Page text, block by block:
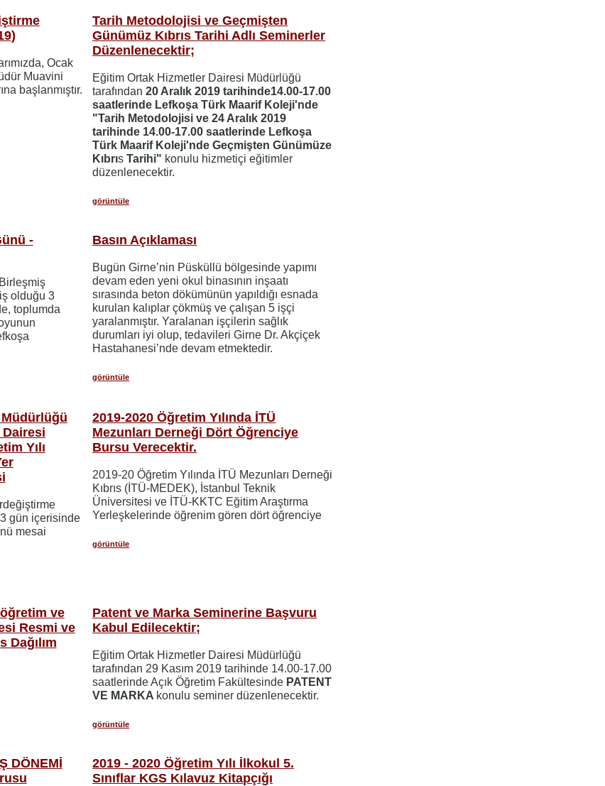
Ocak
Muavini
başlanmıştır.
Tarih Metodolojisi ve Geçmişten
Günümüz Kıbrıs Tarihi Adlı Seminerler
Düzenlenecektir;
Eğitim Ortak Hizmetler Dairesi Müdürlüğü
tarafından20 Aralık 2019 tarihinde14.00-17.00
saatlerinde Lefkoşa Türk Maarif Koleji'nde
"Tarih Metodolojisi ve 24 Aralık 2019
tarihinde 14.00-17.00 saatlerinde Lefkoşa
Türk Maarif Koleji'nde Geçmişten Günümüze
KıbrısTarihi" konulu hizmetiçi eğitimler
düzenlenecektir.
görüntüle
-
olduğu 3
toplumda
Basın Açıklaması
Bugün Girne’nin Püsküllü bölgesinde yapımı
devam eden yeni okul binasının inşaatı
sırasında beton dökümünün yapıldığı esnada
kurulan kalıplar çökmüş ve çalışan 5 işçi
yaralanmıştır. Yaralanan işçilerin sağlık
durumları iyi olup, tedavileri Girne Dr. Akçiçek
Hastahanesi’nde devam etmektedir.
görüntüle
Yılı
gün içerisinde
mesai
2019-2020 Öğretim Yılında İTÜ
Mezunları Derneği Dört Öğrenciye
Bursu Verecektir.
2019-20 Öğretim Yılında İTÜ Mezunları Derneği
Kıbrıs (İTÜ-MEDEK), İstanbul Teknik
Üniversitesi ve İTÜ-KKTC Eğitim Araştırma
Yerleşkelerinde öğrenim gören dört öğrenciye
görüntüle
ve
Resmi ve
Dağılım
Patent ve Marka Seminerine Başvuru
Kabul Edilecektir;
Eğitim Ortak Hizmetler Dairesi Müdürlüğü
tarafından 29 Kasım 2019 tarihinde 14.00-17.00
saatlerinde Açık Öğretim Fakültesinde PATENT
VE MARKA konulu seminer düzenlenecektir.
görüntüle
DÖNEMİ
2019 - 2020 Öğretim Yılı İlkokul 5.
Sınıflar KGS Kılavuz Kitapçığı